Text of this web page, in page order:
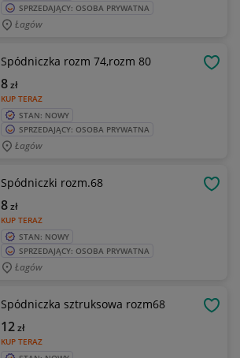
SPRZEDAJĄCY: OSOBA PRYWATNA
Łagów
Spódniczka rozm 74,rozm 80
KUP TERAZ
8zł
STAN: NOWY
SPRZEDAJĄCY: OSOBA PRYWATNA
Łagów
Spódniczki rozm.68
KUP TERAZ
8zł
STAN: NOWY
SPRZEDAJĄCY: OSOBA PRYWATNA
Łagów
Spódniczka sztruksowa rozm68
KUP TERAZ
12zł